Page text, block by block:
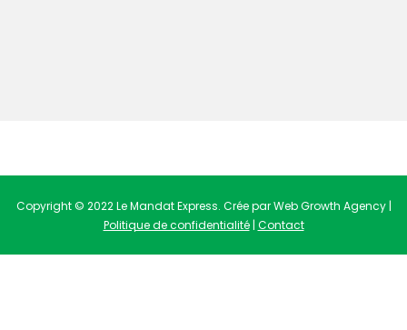
Copyright © 2022 Le Mandat Express. Crée par Web Growth Agency |
Politique de confidentialité| Contact